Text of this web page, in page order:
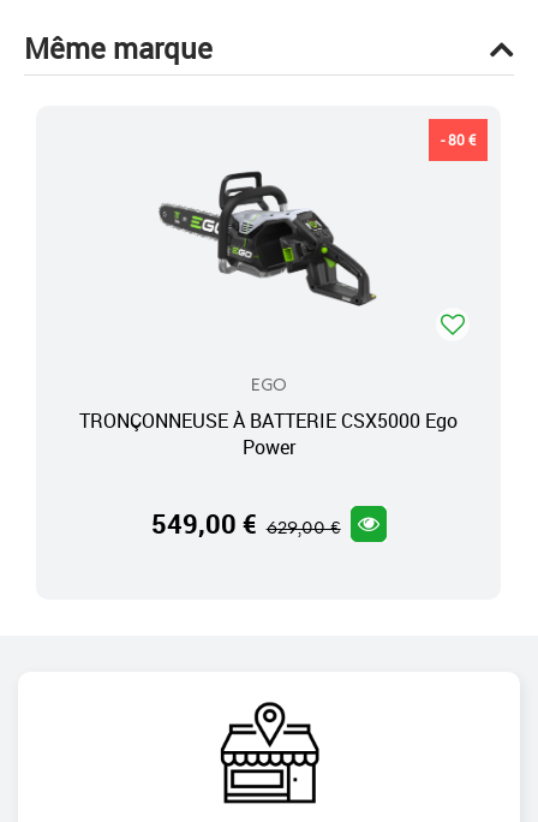
Même marque
- 80 €
EGO
TRONÇONNEUSE À BATTERIE CSX5000 Ego
Power
549,00 € 629,00 €